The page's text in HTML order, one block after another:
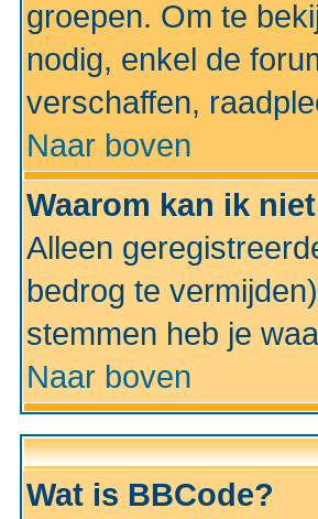
groepen. Om te
nodig, enkel de
verschaffen,
Naar boven
Waarom kan ik
Alleen
bedrog te
stemmen heb je
Naar boven
Wat is BBCode?